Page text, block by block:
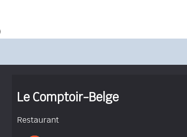
Le Comptoir-Belge
Restaurant